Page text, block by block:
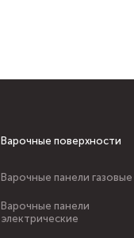
Варочные поверхности
Варочные панели газовые
Варочные панели
электрические